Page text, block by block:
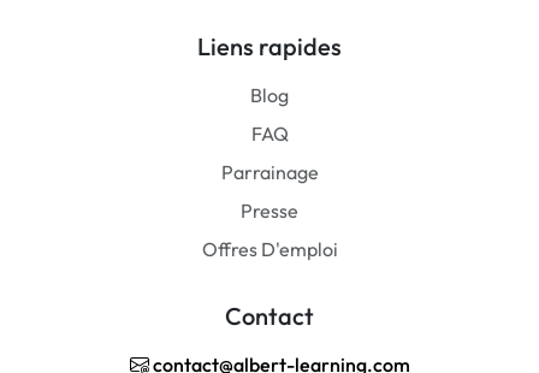
Liens rapides
Blog
FAQ
Parrainage
Presse
Offres D'emploi
Contact
contact@albert-learning.com